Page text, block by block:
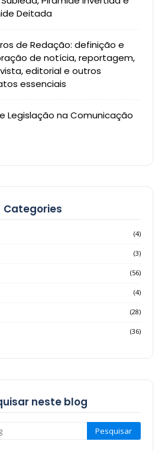
Deitada
de Redação: definição e
de notícia, reportagem,
editorial e outros
essenciais
Legislação na Comunicação
Categories
(4)
(3)
(56)
(4)
(28)
(36)
neste blog